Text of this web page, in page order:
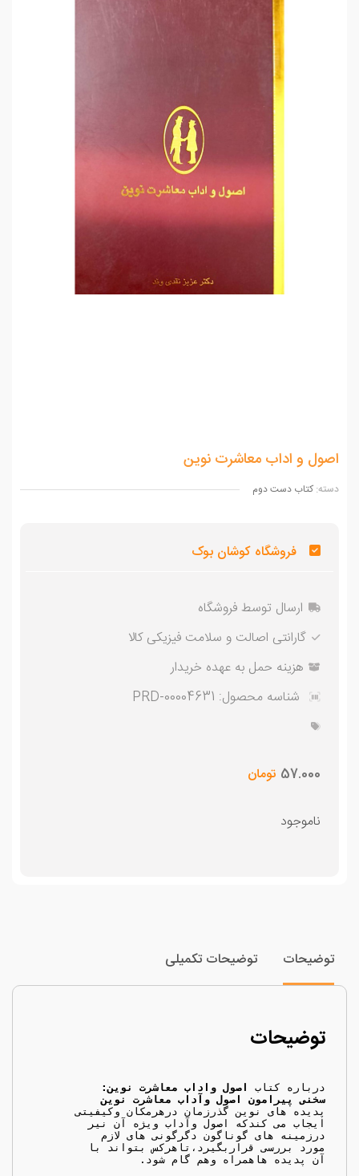
و اداب معاشرت نوین
کتاب دست دوم
فروشگاه کوشان بوک
ارسال توسط فروشگاه
گارانتی اصالت و سلامت فیزیکی کالا
هزینه حمل به عهده خریدار
شناسه محصول:PRD-00004631
57.000 تومان
ناموجود
توضیحات تکمیلی
توضیحات
درباره کتاب اصول واداب معاشرت نوین:
سخنی پیرامون اصول وآداب معاشرت نوین